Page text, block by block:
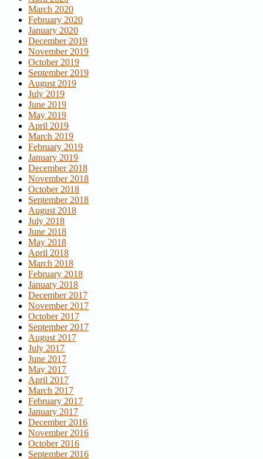
March 2020
February 2020
January 2020
December 2019
November 2019
October 2019
September 2019
August 2019
July 2019
June 2019
May 2019
April 2019
March 2019
February 2019
January 2019
December 2018
November 2018
October 2018
September 2018
August 2018
July 2018
June 2018
May 2018
April 2018
March 2018
February 2018
January 2018
December 2017
November 2017
October 2017
September 2017
August 2017
July 2017
June 2017
May 2017
April 2017
March 2017
February 2017
January 2017
December 2016
November 2016
October 2016
September 2016